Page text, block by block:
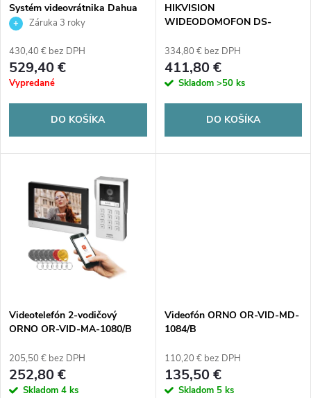
e
p
r
d
v
p
r
o
d
v
Systém videovrátnika Dahua
KTP05(F)Záruka 3 roky
430,40 € bez DPH
529,40 €
Vypredané
DO KOŠÍKA
HIKVISION
WIDEODOMOFON DS-
334,80 € bez DPH
411,80 €
Skladom >50 ks
DO KOŠÍKA
Videotelefón 2-vodičový
ORNO OR-VID-MA-1080/B
205,50 € bez DPH
252,80 €
Skladom 4 ks
Videofón ORNO OR-VID-MD-
1084/B
110,20 € bez DPH
135,50 €
Skladom 5 ks